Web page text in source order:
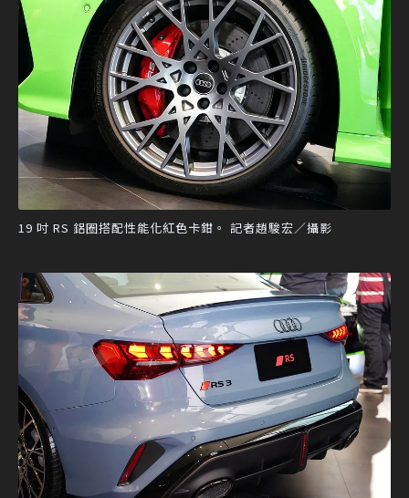
19 吋 RS 鋁圈搭配性能化紅色卡鉗。 記者趙駿宏／攝影